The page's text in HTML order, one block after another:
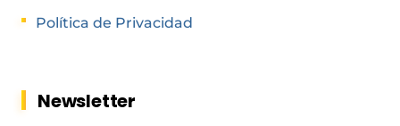
Política de Privacidad
Newsletter